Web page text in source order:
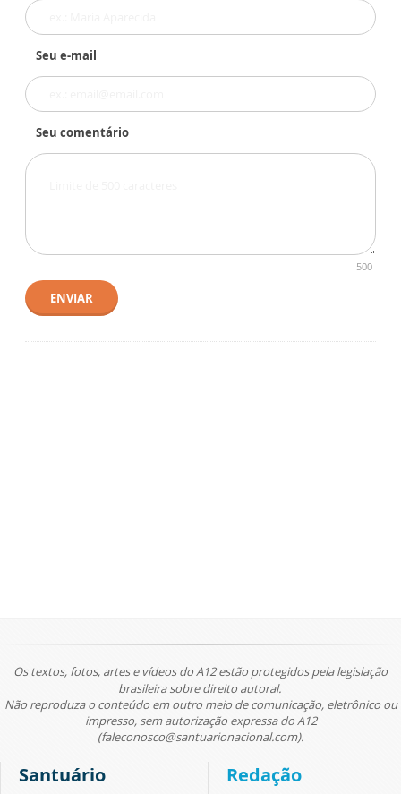
Seu e-mail
Seu comentário
500
ENVIAR
Os textos, fotos, artes e vídeos do A12 estão protegidos pela legislação
brasileira sobre direito autoral.
Não reproduza o conteúdo em outro meio de comunicação, eletrônico ou
impresso, sem autorização expressa do A12
(faleconosco@santuarionacional.com).
Santuário Redação